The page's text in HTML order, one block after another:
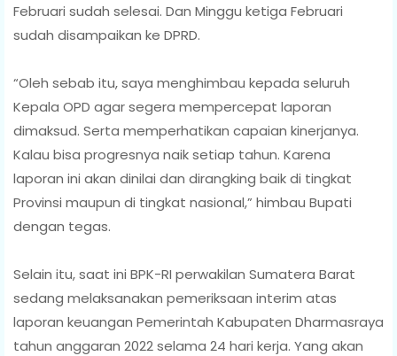
Februari sudah selesai. Dan Minggu ketiga Februari
sudah disampaikan ke DPRD.
“Oleh sebab itu, saya menghimbau kepada seluruh
Kepala OPD agar segera mempercepat laporan
dimaksud. Serta memperhatikan capaian kinerjanya.
Kalau bisa progresnya naik setiap tahun. Karena
laporan ini akan dinilai dan dirangking baik di tingkat
Provinsi maupun di tingkat nasional,” himbau Bupati
dengan tegas.
Selain itu, saat ini BPK-RI perwakilan Sumatera Barat
sedang melaksanakan pemeriksaan interim atas
laporan keuangan Pemerintah Kabupaten Dharmasraya
tahun anggaran 2022 selama 24 hari kerja. Yang akan